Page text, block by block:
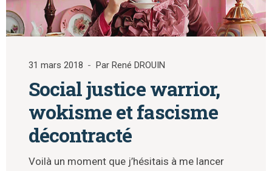
31 mars 2018 Par René DROUIN
Social justice warrior,
wokisme et fascisme
décontracté
Voilà un moment que j’hésitais à me lancer